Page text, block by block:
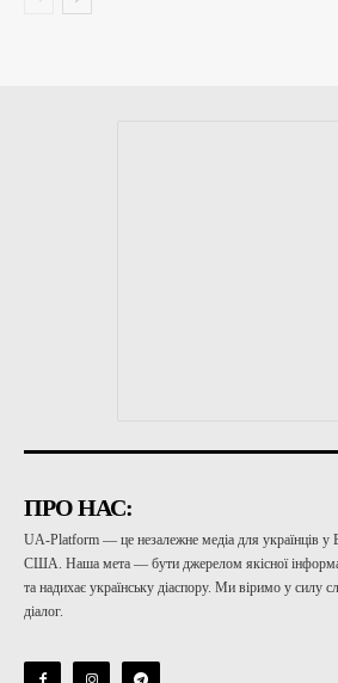
ПРО НАС:
UA-Platform — це незалежне медіа для українців у
США. Наша мета — бути джерелом якісної
та надихає українську діаспору. Ми віримо у силу
діалог.